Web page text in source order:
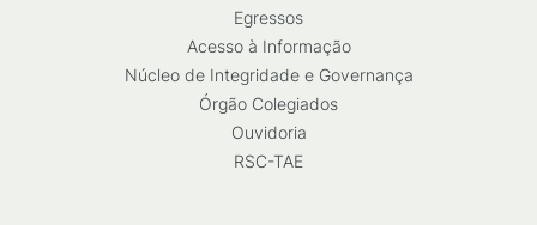
Egressos
Acesso à Informação
Núcleo de Integridade e Governança
Órgão Colegiados
Ouvidoria
RSC-TAE